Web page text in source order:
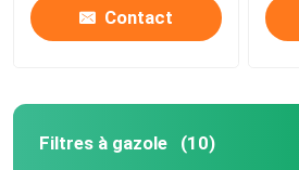
Contact
Filtres à gazole (10)